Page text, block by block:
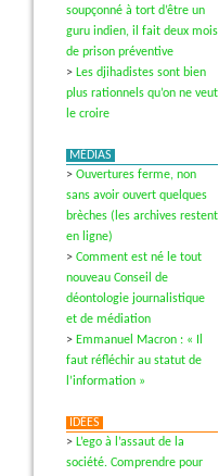
soupçonné à tort d’être un
guru indien, il fait deux mois
de prison préventive
> Les djihadistes sont bien
plus rationnels qu’on ne veut
le croire
MÉDIAS
> Ouvertures ferme, non
sans avoir ouvert quelques
brèches (les archives restent
en ligne)
> Comment est né le tout
nouveau Conseil de
déontologie journalistique
et de médiation
> Emmanuel Macron : « Il
faut réfléchir au statut de
l’information »
IDÉES
> L’ego à l’assaut de la
société. Comprendre pour